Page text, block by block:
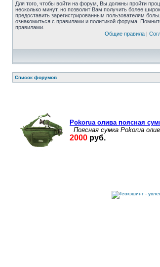
Для того, чтобы войти на форум, Вы должны пройти
несколько минут, но позволит Вам получить более
предоставить зарегистрированным пользователям
ознакомиться с правилами и политикой форума.
правилами.
Общие правила|
Список форумов